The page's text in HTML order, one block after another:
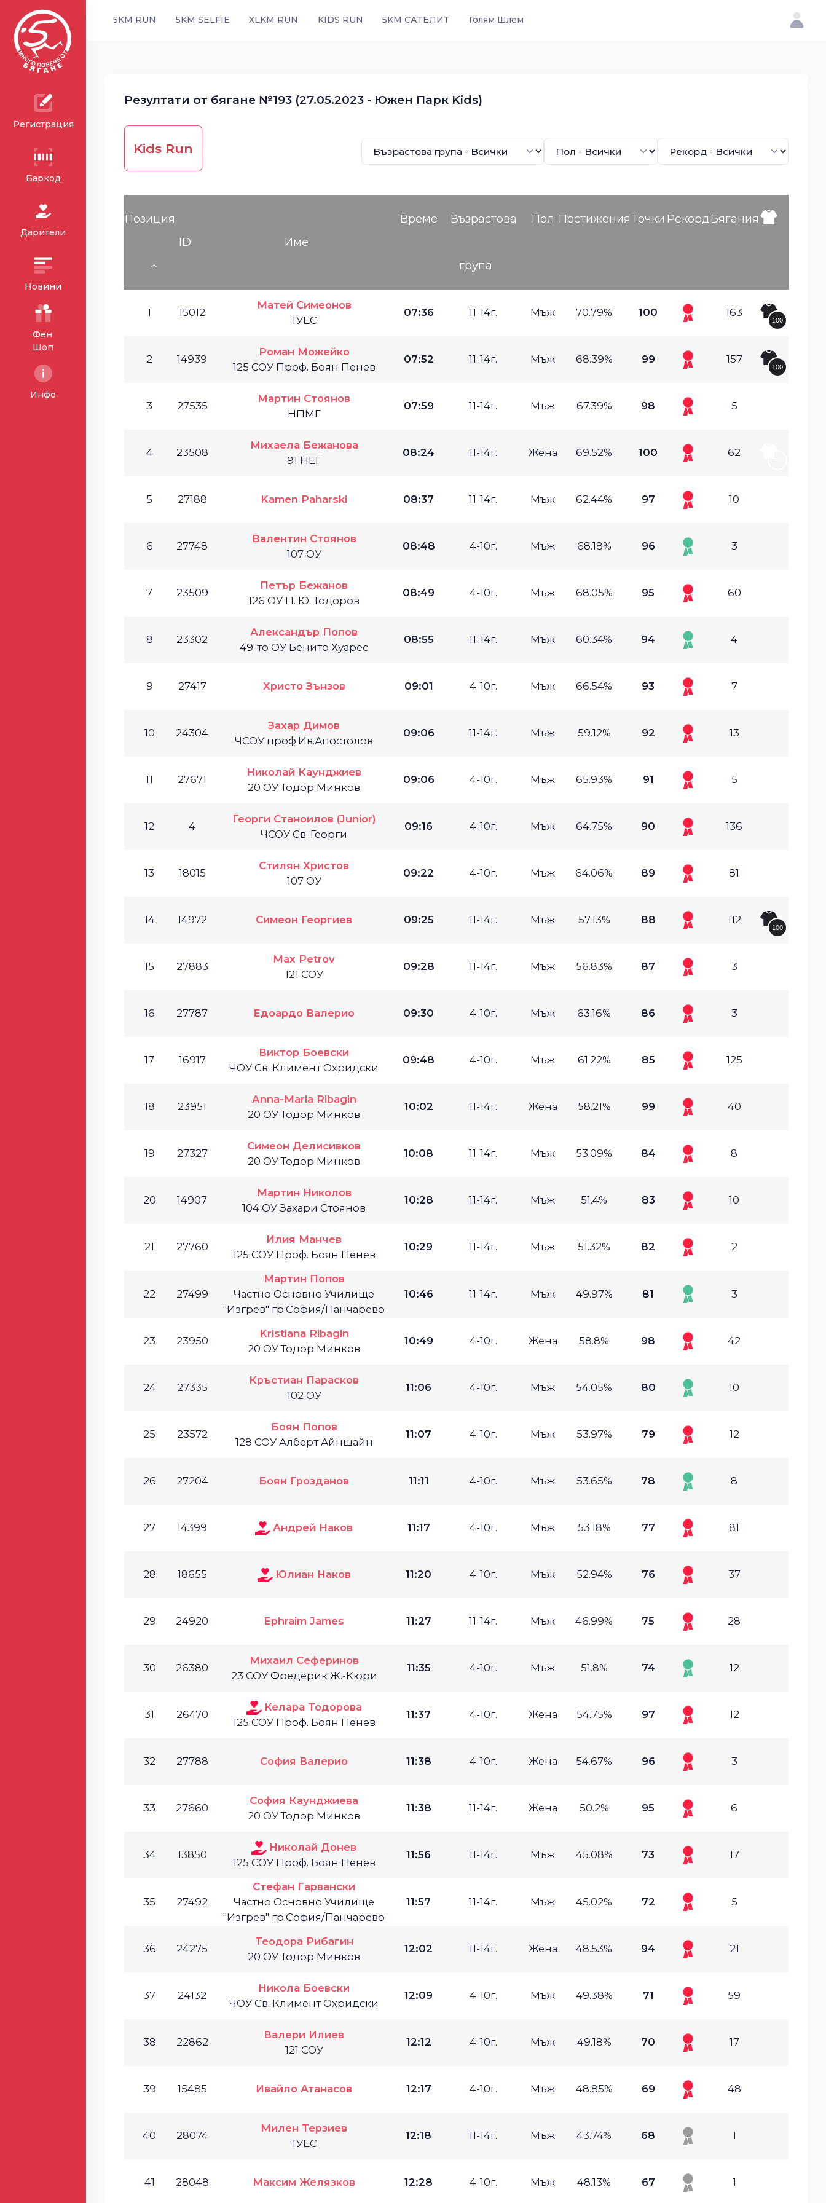
Регистрация
Баркод
Дарители
Новини
Фен
Шоп
Инфо
5KM RUN 5KM SELFIE XLKM RUN KIDS RUN 5KM САТЕЛИТ Голям Шлем
Резултати от бягане №193 (27.05.2023 - Южен Парк Kids)
Kids Run
Позиция
ID
Име
Време Възрастова
група
Пол ПостиженияТочки РекордБягания
1 15012
Матей Симеонов
ТУЕС
07:36 11-14г. Мъж 70.79% 100 163
100
2 14939
Роман Можейко
125 СОУ Проф. Боян Пенев
07:52 11-14г. Мъж 68.39% 99 157
100
3 27535
Мартин Стоянов
НПМГ
07:59 11-14г. Мъж 67.39% 98 5
4 23508
Михаела Бежанова
91 НЕГ
08:24 11-14г. Жена 69.52% 100 62
5 27188 Kamen Paharski 08:37 11-14г. Мъж 62.44% 97 10
6 27748
Валентин Стоянов
107 ОУ
08:48 4-10г. Мъж 68.18% 96 3
7 23509
Петър Бежанов
126 ОУ П. Ю. Тодоров
08:49 4-10г. Мъж 68.05% 95 60
8 23302
Александър Попов
49-то ОУ Бенито Хуарес
08:55 11-14г. Мъж 60.34% 94 4
9 27417 Христо Зънзов 09:01 4-10г. Мъж 66.54% 93 7
10 24304
Захар Димов
ЧСОУ проф.Ив.Апостолов
09:06 11-14г. Мъж 59.12% 92 13
11 27671
Николай Каунджиев
20 ОУ Тодор Минков
09:06 4-10г. Мъж 65.93% 91 5
12 4
Георги Станоилов (Junior)
ЧСОУ Св. Георги
09:16 4-10г. Мъж 64.75% 90 136
13 18015
Стилян Христов
107 ОУ
09:22 4-10г. Мъж 64.06% 89 81
14 14972 Симеон Георгиев 09:25 11-14г. Мъж 57.13% 88 112
100
15 27883
Max Petrov
121 СОУ
09:28 11-14г. Мъж 56.83% 87 3
16 27787 Едоардо Валерио 09:30 4-10г. Мъж 63.16% 86 3
17 16917
Виктор Боевски
ЧОУ Св. Климент Охридски
09:48 4-10г. Мъж 61.22% 85 125
18 23951
Anna-Maria Ribagin
20 ОУ Тодор Минков
10:02 11-14г. Жена 58.21% 99 40
19 27327
Симеон Делисивков
20 ОУ Тодор Минков
10:08 11-14г. Мъж 53.09% 84 8
20 14907
Мартин Николов
104 ОУ Захари Стоянов
10:28 11-14г. Мъж 51.4% 83 10
21 27760
Илия Манчев
125 СОУ Проф. Боян Пенев
10:29 11-14г. Мъж 51.32% 82 2
22 27499
Мартин Попов
Частно Основно Училище
"Изгрев" гр.София/Панчарево
10:46 11-14г. Мъж 49.97% 81 3
23 23950
Kristiana Ribagin
20 ОУ Тодор Минков
10:49 4-10г. Жена 58.8% 98 42
24 27335
Кръстиан Парасков
102 ОУ
11:06 4-10г. Мъж 54.05% 80 10
25 23572
Боян Попов
128 СОУ Алберт Айнщайн
11:07 4-10г. Мъж 53.97% 79 12
26 27204 Боян Грозданов 11:11 4-10г. Мъж 53.65% 78 8
27 14399 Андрей Наков 11:17 4-10г. Мъж 53.18% 77 81
28 18655 Юлиан Наков 11:20 4-10г. Мъж 52.94% 76 37
29 24920 Ephraim James 11:27 11-14г. Мъж 46.99% 75 28
30 26380
Михаил Сеферинов
23 СОУ Фредерик Ж.-Кюри
11:35 4-10г. Мъж 51.8% 74 12
31 26470
Келара Тодорова
125 СОУ Проф. Боян Пенев
11:37 4-10г. Жена 54.75% 97 12
32 27788 София Валерио 11:38 4-10г. Жена 54.67% 96 3
33 27660
София Каунджиева
20 ОУ Тодор Минков
11:38 11-14г. Жена 50.2% 95 6
34 13850
Николай Донев
125 СОУ Проф. Боян Пенев
11:56 11-14г. Мъж 45.08% 73 17
35 27492
Стефан Гарвански
Частно Основно Училище
"Изгрев" гр.София/Панчарево
11:57 11-14г. Мъж 45.02% 72 5
36 24275
Теодора Рибагин
20 ОУ Тодор Минков
12:02 11-14г. Жена 48.53% 94 21
37 24132
Никола Боевски
ЧОУ Св. Климент Охридски
12:09 4-10г. Мъж 49.38% 71 59
38 22862
Валери Илиев
121 СОУ
12:12 4-10г. Мъж 49.18% 70 17
39 15485 Ивайло Атанасов 12:17 4-10г. Мъж 48.85% 69 48
40 28074
Милен Терзиев
ТУЕС
12:18 11-14г. Мъж 43.74% 68 1
41 28048 Максим Желязков 12:28 4-10г. Мъж 48.13% 67 1